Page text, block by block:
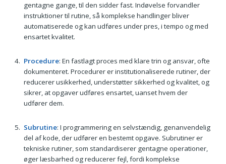
gentagne gange, til den sidder fast. Indøvelse forvandler
instruktioner til rutine, så komplekse handlinger bliver
automatiserede og kan udføres under pres, i tempo og med
ensartet kvalitet.
Procedure: En fastlagt proces med klare trin og ansvar, ofte
dokumenteret. Procedurer er institutionaliserede rutiner, der
reducerer usikkerhed, understøtter sikkerhed og kvalitet, og
sikrer, at opgaver udføres ensartet, uanset hvem der
udfører dem.
Subrutine: I programmering en selvstændig, genanvendelig
del af kode, der udfører en bestemt opgave. Subrutiner er
tekniske rutiner, som standardiserer gentagne operationer,
øger læsbarhed og reducerer fejl, fordi komplekse